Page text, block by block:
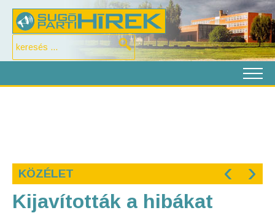
KÖZÉLET ‹ ›
Kijavították a hibákat